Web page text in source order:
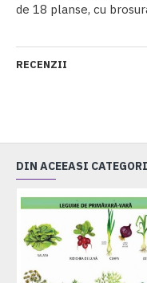
de 18 planse, cu
RECENZII
DIN ACEEASI